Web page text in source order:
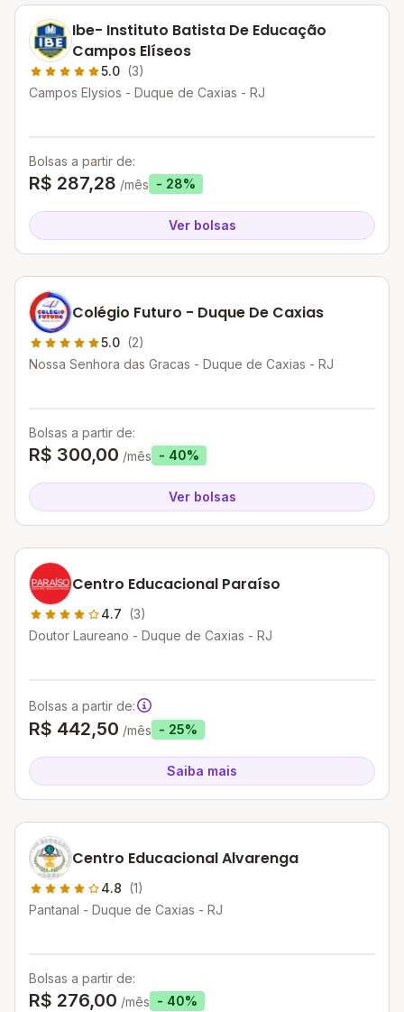
Ibe- Instituto Batista De Educação
Campos Elíseos
5.0 (3)
Campos Elysios - Duque de Caxias - RJ
Bolsas a partir de:
R$ 287,28 /mês - 28%
Ver bolsas
Colégio Futuro - Duque De Caxias
5.0 (2)
Nossa Senhora das Gracas - Duque de Caxias - RJ
Bolsas a partir de:
R$ 300,00 /mês - 40%
Ver bolsas
Centro Educacional Paraíso
4.7 (3)
Doutor Laureano - Duque de Caxias - RJ
Bolsas a partir de:
R$ 442,50 /mês - 25%
Saiba mais
Centro Educacional Alvarenga
4.8 (1)
Pantanal - Duque de Caxias - RJ
Bolsas a partir de:
R$ 276,00 /mês - 40%